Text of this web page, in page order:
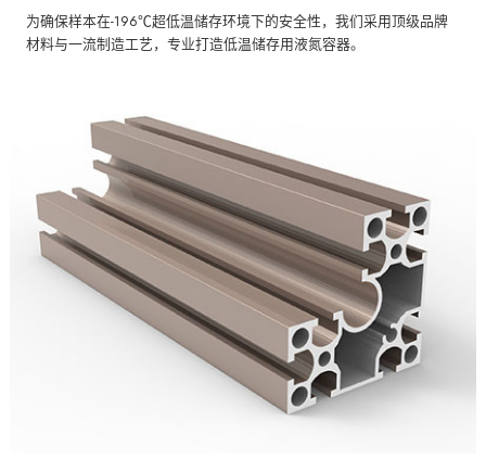
为确保样本在-196℃超低温储存环境下的安全性，我们采用顶级品牌
材料与一流制造工艺，专业打造低温储存用液氮容器。